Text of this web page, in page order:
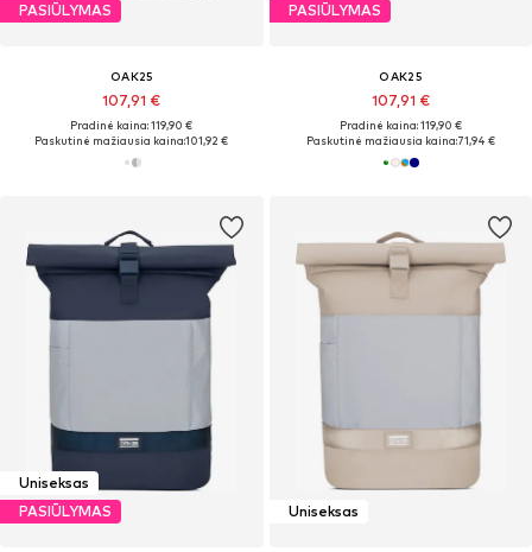
PASIŪLYMAS
OAK25
107,91 €
Pradinė kaina: 119,90 €
Paskutinė mažiausia kaina:101,92 €
PASIŪLYMAS
OAK25
107,91 €
Pradinė kaina: 119,90 €
Paskutinė mažiausia kaina:71,94 €
Uniseksas
PASIŪLYMAS
Uniseksas